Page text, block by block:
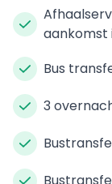
aankomst
Bus
3